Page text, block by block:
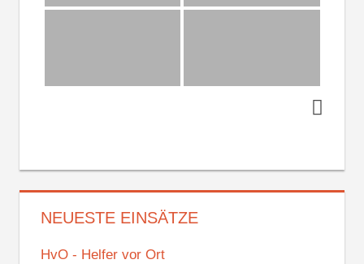
NEUESTE EINSÄTZE
HvO - Helfer vor Ort